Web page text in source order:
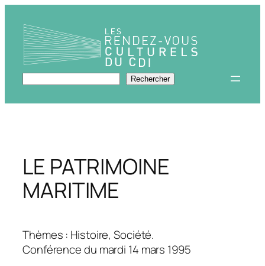
contenu
Rechercher Rechercher
LE PATRIMOINE
MARITIME
Thèmes : Histoire, Société.
Conférence du mardi 14 mars 1995